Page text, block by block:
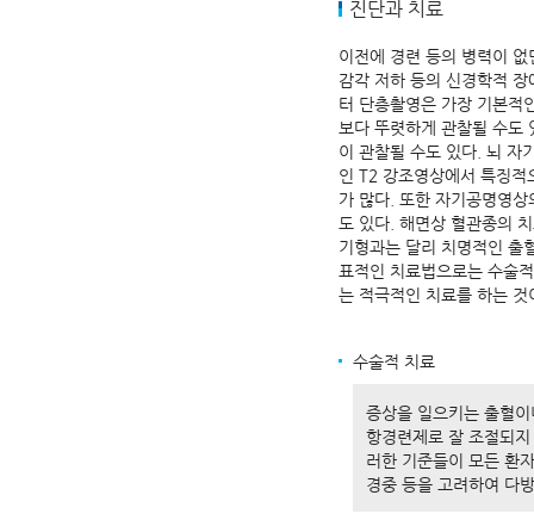
진단과 치료
이전에 경련 등의 병력이
감각 저하 등의 신경학적
터 단층촬영은 가장 기본적
보다 뚜렷하게 관찰될 수도
이 관찰될 수도 있다. 뇌 자
인 T2 강조영상에서 특징
가 많다. 또한 자기공명영
도 있다. 해면상 혈관종의
기형과는 달리 치명적인 출
표적인 치료법으로는 수술
는 적극적인 치료를 하는
수술적 치료
증상을 일으키는 출혈
항경련제로 잘 조절되
러한 기준들이 모든 환
경중 등을 고려하여 다